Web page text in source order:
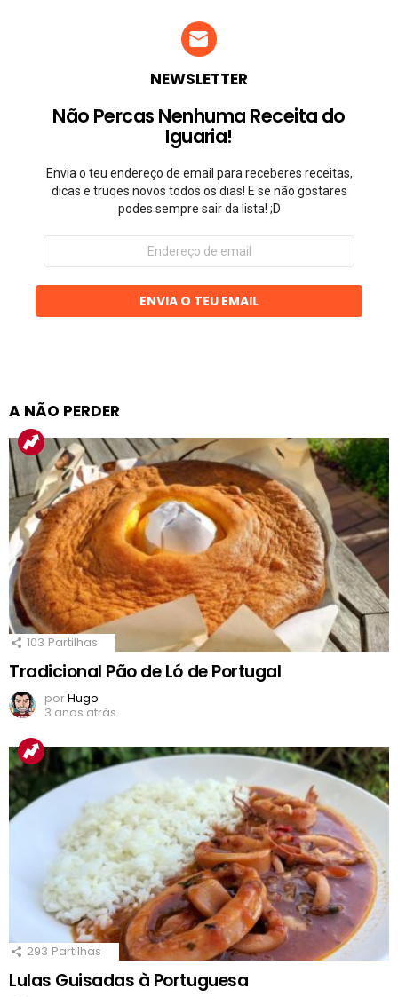
NEWSLETTER
Não Percas Nenhuma Receita do
Iguaria!
Envia o teu endereço de email para receberes receitas,
dicas e truqes novos todos os dias! E se não gostares
podes sempre sair da lista! ;D
Endereço
email
ENVIA O TEU EMAIL
A NÃO PERDER
103 Partilhas
Tradicional Pão de Ló de Portugal
porHugo
3 anos atrás
293 Partilhas
Lulas Guisadas à Portuguesa